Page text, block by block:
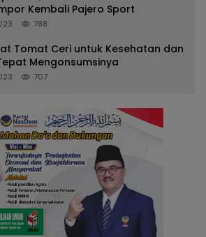
Kembali Pajero Sport
788
Tomat Ceri untuk Kesehatan dan
Mengonsumsinya
707